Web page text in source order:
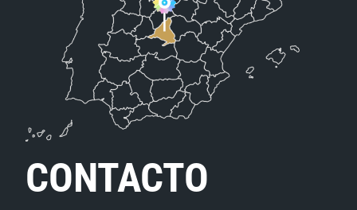
CONTACTO